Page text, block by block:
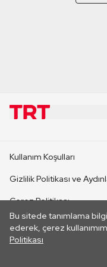
Bu sitede tanımlama
ederek, çerez
Politikası
CANLI YAYINLAR
Kullanım Koşulları
Gizlilik Politikası ve
Çerez Politikası
İletişim
Her hakkı saklıdır.